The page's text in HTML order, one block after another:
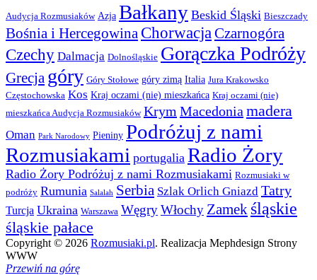
Audycja Rozmusiaków Azja Bałkany Beskid Śląski Bieszczady
Bośnia i Hercegowina ChorwacjaCzarnogóra
Czechy Dalmacja Dolnośląskie Gorączka Podróży
Grecja góry Góry Stołowe góry zimą Italia Jura Krakowsko
Częstochowska Kos Kraj oczami (nie) mieszkańca Kraj oczami (nie)
mieszkańca Audycja Rozmusiaków Krym Macedonia madera
Oman Park Narodowy Pieniny Podróżuj z nami
Rozmusiakami portugalia Radio Żory
Radio Żory Podróżuj z nami Rozmusiakami Rozmusiaki w
podróży Rumunia Salalah Serbia Szlak Orlich Gniazd Tatry
Turcja Ukraina Warszawa WęgryWłochy Zamek śląskie
śląskie pałace
Copyright © 2026 Rozmusiaki.pl. Realizacja Mephdesign Strony
WWW
Przewiń na górę